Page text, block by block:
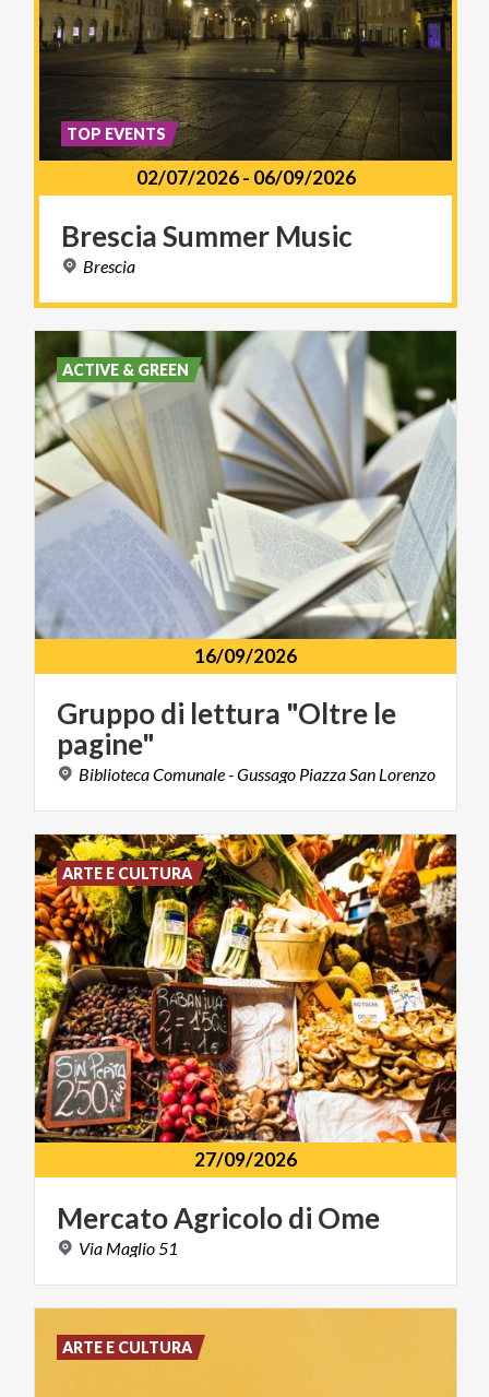
02/07/2026- 06/09/2026
BresciaSummer Music
Brescia
TOP EVENTS
16/09/2026
Gruppodi lettura "Oltre le
pagine"
BibliotecaComunale-Gussago PiazzaSan Lorenzo
ACTIVE & GREEN
27/09/2026
MercatoAgricolodi Ome
Via Maglio 51
ARTE E CULTURA
ARTE E CULTURA